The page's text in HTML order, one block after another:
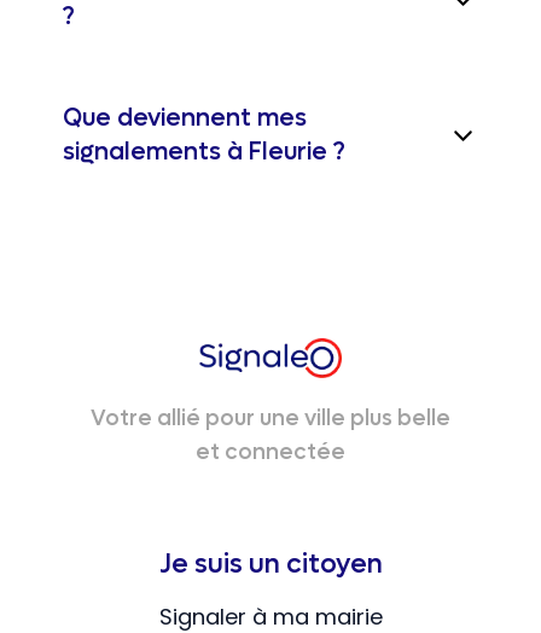
?
Que deviennent mes
signalements à Fleurie ?
Votre allié pour une ville plus belle
et connectée
Je suis un citoyen
Signaler à ma mairie